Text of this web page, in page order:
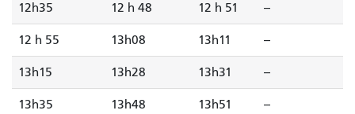
12h35 12 h 48 12 h 51 --
12 h 55 13h08 13h11 --
13h15 13h28 13h31 --
13h35 13h48 13h51 --